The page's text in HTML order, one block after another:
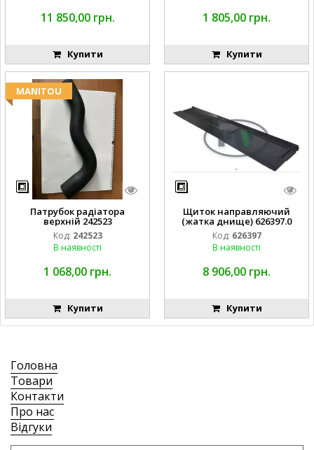
11 850,00 грн.
Купити
1 805,00 грн.
Купити
MANITOU
Патрубок радіатора
верхній 242523
Код: 242523
В наявності
1 068,00 грн.
Купити
Щиток направляючий
(жатка днище) 626397.0
Код: 626397
В наявності
8 906,00 грн.
Купити
Головна
Товари
Контакти
Про нас
Відгуки